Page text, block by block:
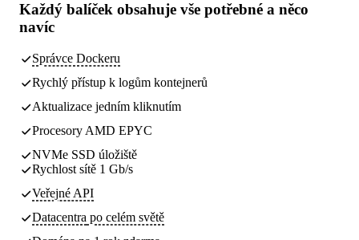
Každý balíček obsahuje vše potřebné a něco
navíc
Správce Dockeru
Rychlý přístup k logům kontejnerů
Aktualizace jedním kliknutím
Procesory AMD EPYC
NVMe SSD úložiště
Rychlost sítě 1 Gb/s
Veřejné API
Datacentra po celém světě